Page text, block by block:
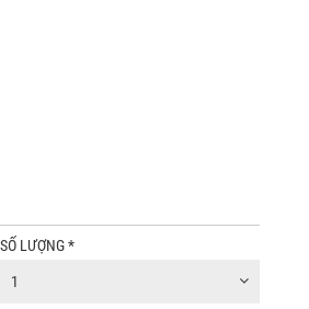
SỐ LƯỢNG*
1